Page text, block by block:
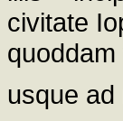
civitate
usque ad